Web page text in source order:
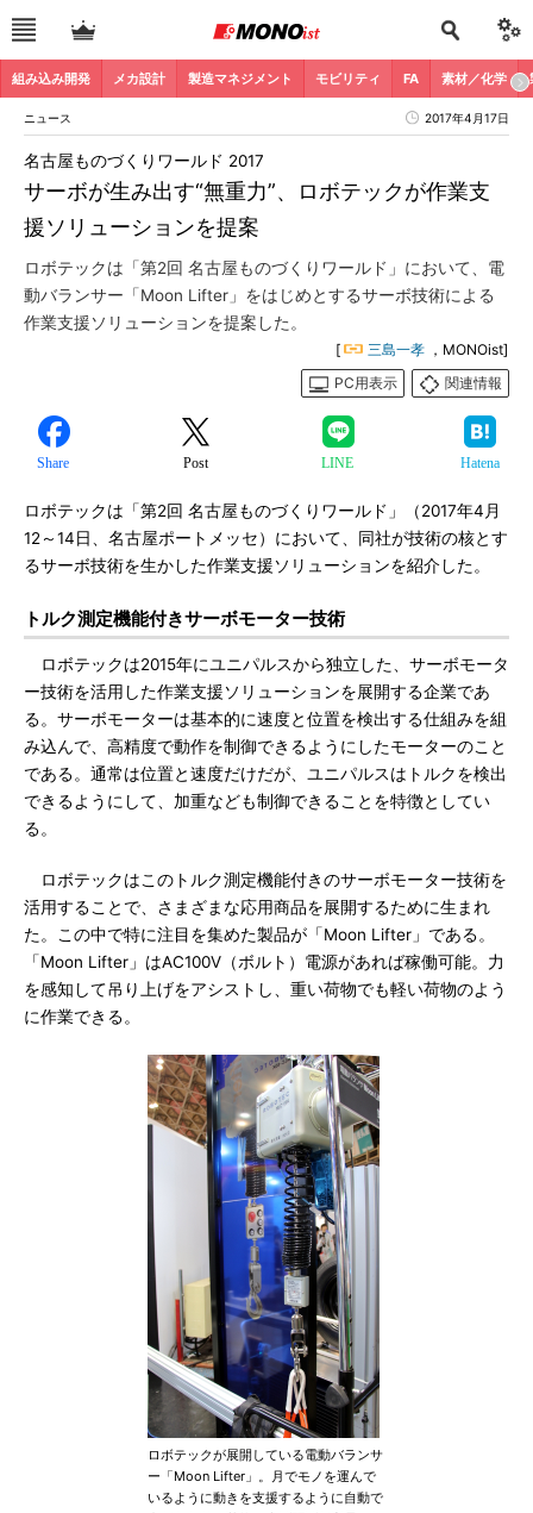
組み込み開発 メカ設計 製造マネジメント モビリティ FA 素材／化学
ニュース 2017年4月17日
サーボが生み出す“無重力”、ロボテックが作業支
援ソリューションを提案
名古屋ものづくりワールド 2017
ロボテックは「第2回 名古屋ものづくりワールド」において、電
動バランサー「Moon Lifter」をはじめとするサーボ技術による
作業支援ソリューションを提案した。
[ 三島一孝 ，MONOist]
PC用表示
関連情報
Share Post LINE Hatena
ロボテックは「第2回 名古屋ものづくりワールド」（2017年4月
12～14日、名古屋ポートメッセ）において、同社が技術の核とす
るサーボ技術を生かした作業支援ソリューションを紹介した。
トルク測定機能付きサーボモーター技術
ロボテックは2015年にユニパルスから独立した、サーボモータ
ー技術を活用した作業支援ソリューションを展開する企業であ
る。サーボモーターは基本的に速度と位置を検出する仕組みを組
み込んで、高精度で動作を制御できるようにしたモーターのこと
である。通常は位置と速度だけだが、ユニパルスはトルクを検出
できるようにして、加重なども制御できることを特徴としてい
る。
ロボテックはこのトルク測定機能付きのサーボモーター技術を
活用することで、さまざまな応用商品を展開するために生まれ
た。この中で特に注目を集めた製品が「Moon Lifter」である。
「Moon Lifter」はAC100V（ボルト）電源があれば稼働可能。力
を感知して吊り上げをアシストし、重い荷物でも軽い荷物のよう
に作業できる。
ロボテックが展開している電動バランサ
ー「Moon Lifter」。月でモノを運んで
いるように動きを支援するように自動で